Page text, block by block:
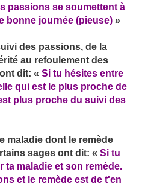
passions se soumettent à
bonne journée (pieuse) »
des passions, de la
au refoulement des
dit: « Si tu hésites entre
qui est le plus proche de
plus proche du suivi des
maladie dont le remède
sages ont dit: « Si tu
maladie et son remède.
et le remède est de t'en